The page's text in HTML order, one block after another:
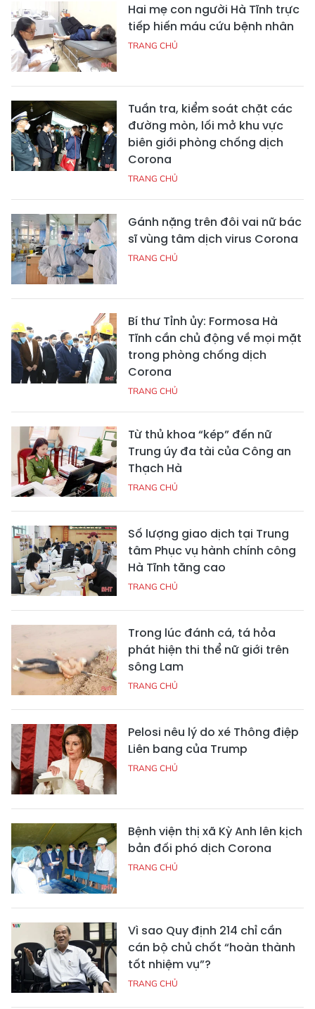
Hai mẹ con người Hà Tĩnh trực
tiếp hiến máu cứu bệnh nhân
TRANG CHỦ
Tuần tra, kiểm soát chặt các
đường mòn, lối mở khu vực
biên giới phòng chống dịch
Corona
TRANG CHỦ
Gánh nặng trên đôi vai nữ bác
sĩ vùng tâm dịch virus Corona
TRANG CHỦ
Bí thư Tỉnh ủy: Formosa Hà
Tĩnh cần chủ động về mọi mặt
trong phòng chống dịch
Corona
TRANG CHỦ
Từ thủ khoa “kép” đến nữ
Trung úy đa tài của Công an
Thạch Hà
TRANG CHỦ
Số lượng giao dịch tại Trung
tâm Phục vụ hành chính công
Hà Tĩnh tăng cao
TRANG CHỦ
Trong lúc đánh cá, tá hỏa
phát hiện thi thể nữ giới trên
sông Lam
TRANG CHỦ
Pelosi nêu lý do xé Thông điệp
Liên bang của Trump
TRANG CHỦ
Bệnh viện thị xã Kỳ Anh lên kịch
bản đối phó dịch Corona
TRANG CHỦ
Vì sao Quy định 214 chỉ cần
cán bộ chủ chốt “hoàn thành
tốt nhiệm vụ”?
TRANG CHỦ